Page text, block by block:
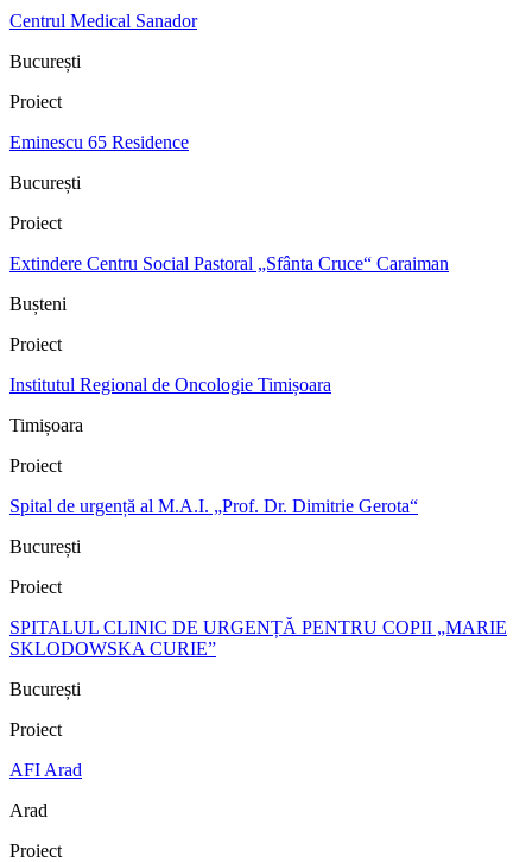
Centrul Medical Sanador
București
Proiect
Eminescu 65 Residence
București
Proiect
Extindere Centru Social Pastoral „Sfânta Cruce“ Caraiman
Bușteni
Proiect
Institutul Regional de Oncologie Timișoara
Timișoara
Proiect
Spital de urgență al M.A.I. „Prof. Dr. Dimitrie Gerota“
București
Proiect
SPITALUL CLINIC DE URGENȚĂ PENTRU COPII „MARIE
SKLODOWSKA CURIE”
București
Proiect
AFI Arad
Arad
Proiect